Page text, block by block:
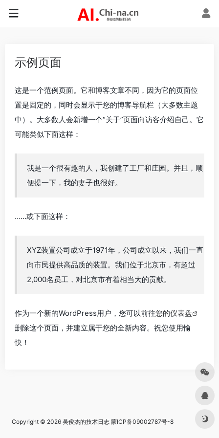
示例页面
这是一个范例页面。它和博客文章不同，因为它的页面位
置是固定的，同时会显示于您的博客导航栏（大多数主题
中）。大多数人会新增一个“关于”页面向访客介绍自己。它
可能类似下面这样：
我是一个很有趣的人，我创建了工厂和庄园。并且，顺
便提一下，我的妻子也很好。
……或下面这样：
XYZ装置公司成立于1971年，公司成立以来，我们一直
向市民提供高品质的装置。我们位于北京市，有超过
2,000名员工，对北京市有着相当大的贡献。
作为一个新的WordPress用户，您可以前往您的仪表盘
删除这个页面，并建立属于您的全新内容。祝您使用愉
快！
Copyright © 2026 吴俊杰的技术日志 蒙ICP备09002787号-8